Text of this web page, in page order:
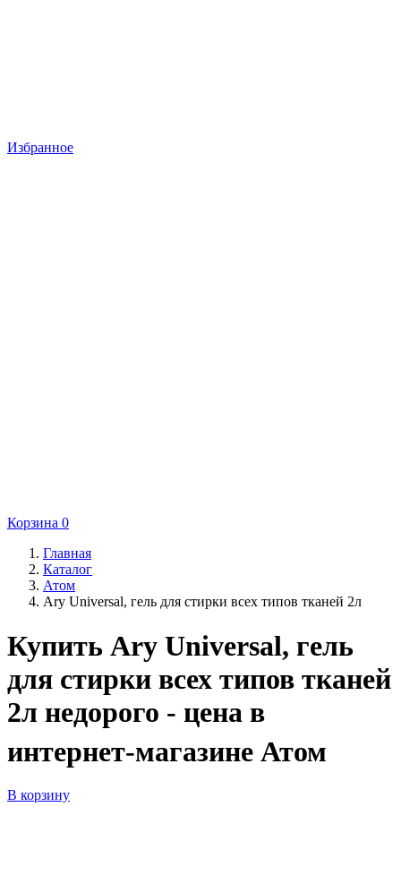
Избранное
Корзина 0
Главная
Каталог
Атом
Ary Universal, гель для стирки всех типов тканей 2л
Купить Ary Universal, гель
для стирки всех типов тканей
2л недорого - цена в
интернет-магазине Атом
В корзину